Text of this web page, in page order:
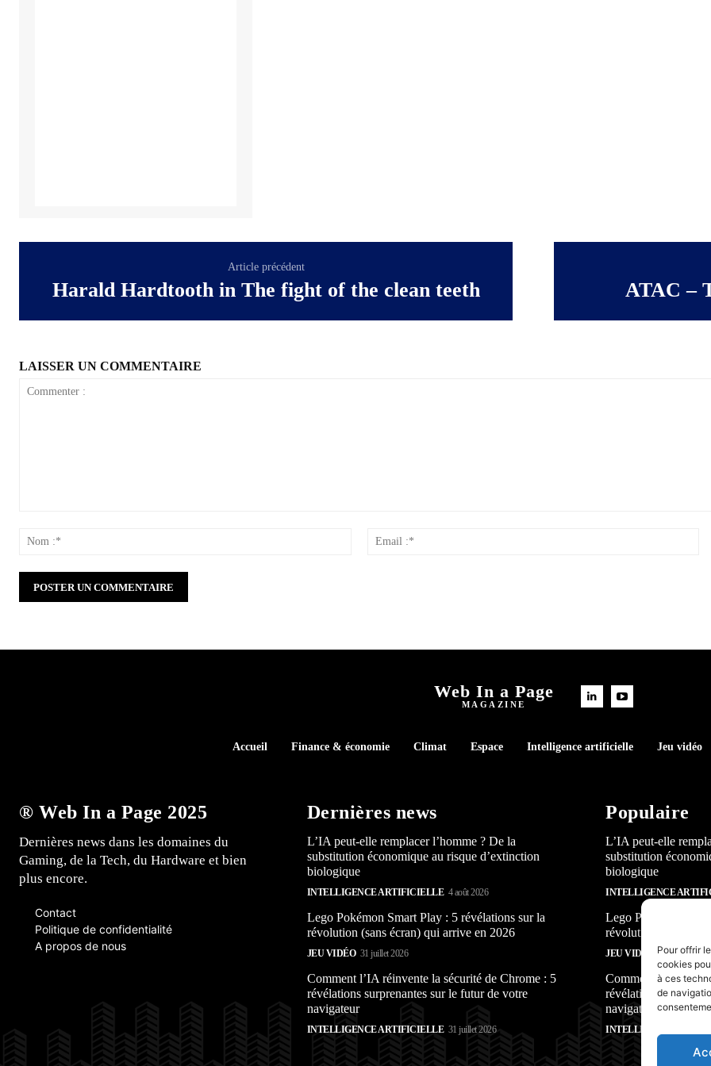
Pour offrir
cookies
à ces
de
Article précédent
Harald Hardtooth in The fight of the clean teeth ATAC –
LAISSER UN COMMENTAIRE
Web In a Page
MAGAZINE
Accueil Finance & économie Climat Espace Intelligence artificielle Jeu vidéo
® Web In a Page 2025
Dernières news dans les domaines du
Gaming, de la Tech, du Hardware et bien
plus encore.
Contact
Politique de confidentialité
A propos de nous
Dernières news
L’IA peut-elle remplacer l’homme ? De la
substitution économique au risque d’extinction
biologique
INTELLIGENCE ARTIFICIELLE 4 août 2026
Lego Pokémon Smart Play : 5 révélations sur la
révolution (sans écran) qui arrive en 2026
JEU VIDÉO 31 juillet 2026
Comment l’IA réinvente la sécurité de Chrome : 5
révélations surprenantes sur le futur de votre
navigateur
INTELLIGENCE ARTIFICIELLE 31 juillet 2026
Populaire
L’IA peut-elle
substitution
biologique
INTELLIGENCE
Lego Pokémon
révolution (sans
JEU VIDÉO 31 juillet 2026
Comment l’IA
révélations
navigateur
INTELLIGENCE